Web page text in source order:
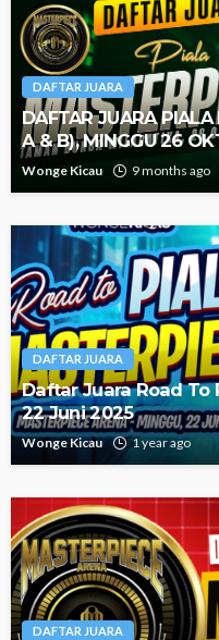
DAFTAR JUARA
DAFTAR JUARA
A & B), MINGGU 26
Wonge Kicau 9 months ago
DAFTAR JUARA
Daftar Juara Road To
22 Juni 2025
Wonge Kicau 1 year ago
DAFTAR JUARA